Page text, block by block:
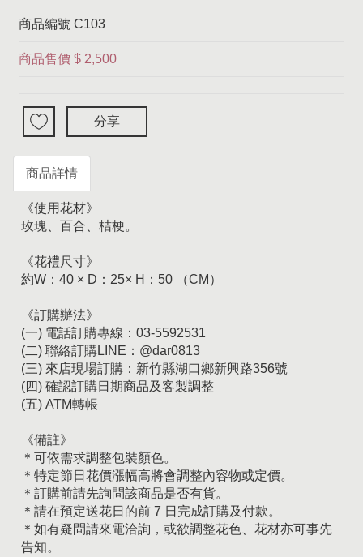
商品編號 C103
商品售價 $ 2,500
分享
商品詳情
《使用花材》
玫瑰、百合、桔梗。
《花禮尺寸》
約W：40 × D：25× H：50 （CM）
《訂購辦法》
(一) 電話訂購專線：03-5592531
(二) 聯絡訂購LINE：@dar0813
(三) 來店現場訂購：新竹縣湖口鄉新興路356號
(四) 確認訂購日期商品及客製調整
(五) ATM轉帳
《備註》
＊可依需求調整包裝顏色。
＊特定節日花價漲幅高將會調整內容物或定價。
＊訂購前請先詢問該商品是否有貨。
＊請在預定送花日的前 7 日完成訂購及付款。
＊如有疑問請來電洽詢，或欲調整花色、花材亦可事先
告知。